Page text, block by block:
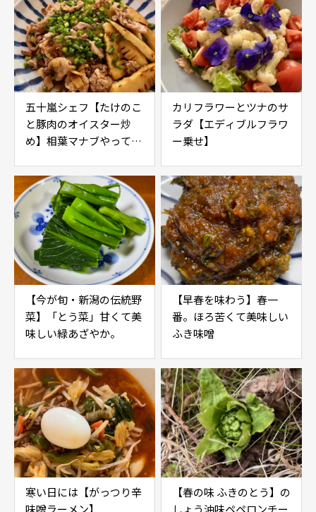
五十嵐シェフ【たけのこ
と豚肉のオイスター炒
め】相葉マナブやってみ
カリフラワーとツナのサ
ラダ【エディブルフラワ
ー乗せ】
【今が旬・新潟の伝統野
菜】「とう菜」甘くて美
味しい緑あざやか。
【早春を味わう】春一
番。ほろ苦くて美味しい
ふき味噌
寒い日には【がっつり辛
味噌ラーメン】
【春の味 ふきのとう】の
しょう油味ペペロンチー